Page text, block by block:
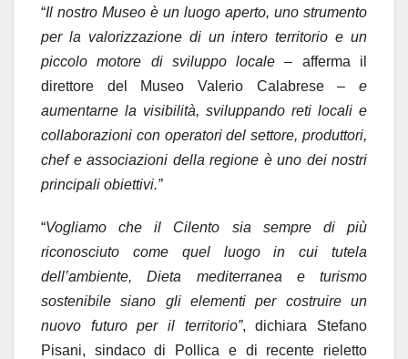
“Il nostro Museo è un luogo aperto, uno strumento
per la valorizzazione di un intero territorio e un
piccolo motore di sviluppo locale – afferma il
direttore del Museo Valerio Calabrese – e
aumentarne la visibilità, sviluppando reti locali e
collaborazioni con operatori del settore, produttori,
chef e associazioni della regione è uno dei nostri
principali obiettivi.”
“Vogliamo che il Cilento sia sempre di più
riconosciuto come quel luogo in cui tutela
dell’ambiente, Dieta mediterranea e turismo
sostenibile siano gli elementi per costruire un
nuovo futuro per il territorio”, dichiara Stefano
Pisani, sindaco di Pollica e di recente rieletto